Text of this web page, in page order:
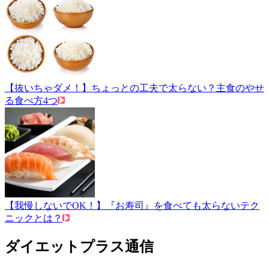
【抜いちゃダメ！】ちょっとの工夫で太らない？主食のやせ
る食べ方4つ
【我慢しないでOK！】『お寿司』を食べても太らないテク
ニックとは？
ダイエットプラス通信